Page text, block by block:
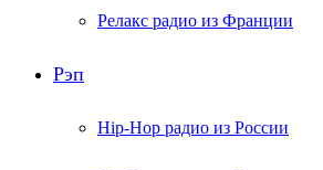
Релакс радио из Франции
Рэп
Hip-Hop радио из России